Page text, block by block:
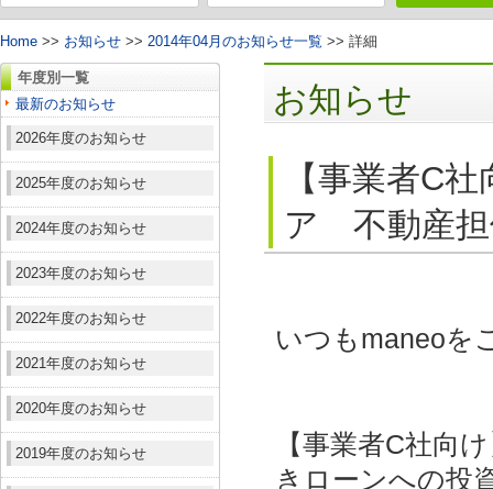
Home >> お知らせ >> 2014年04月のお知らせ一覧 >> 詳細
年度別一覧
最新のお知らせ
2026年度のお知らせ
2025年度のお知らせ
2024年度のお知らせ
2023年度のお知らせ
2022年度のお知らせ
2021年度のお知らせ
2020年度のお知らせ
2019年度のお知らせ
お知らせ
【事業者C
ア 不動産担
いつもmaneoを
【事業者C社向
きローンへの投